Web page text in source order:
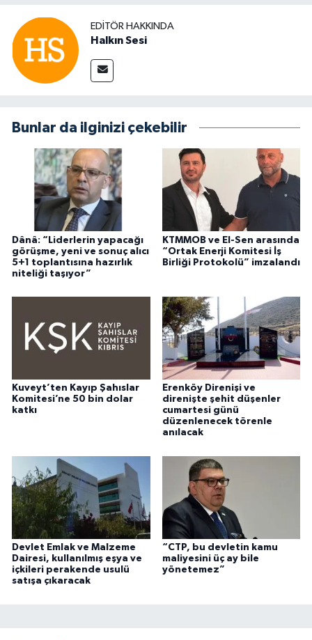
EDITÖR HAKKINDA
Halkın Sesi
Bunlar da ilginizi çekebilir
Dânâ: “Liderlerin yapacağı
görüşme, yeni ve sonuç alıcı
5+1 toplantısına hazırlık
niteliği taşıyor”
KTMMOB ve El-Sen arasında
“Ortak Enerji Komitesi İş
Birliği Protokolü” imzalandı
Kuveyt’ten Kayıp Şahıslar
Komitesi’ne 50 bin dolar
katkı
Erenköy Direnişi ve
direnişte şehit düşenler
cumartesi günü
düzenlenecek törenle
anılacak
Devlet Emlak ve Malzeme
Dairesi, kullanılmış eşya ve
içkileri perakende usulü
satışa çıkaracak
“CTP, bu devletin kamu
maliyesini üç ay bile
yönetemez”